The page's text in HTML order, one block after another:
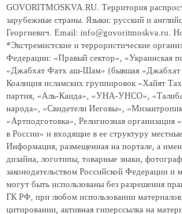
GOVORITMOSKVA.RU. Территория
зарубежные страны. Языки: русский и
Георгиевич. Email: info@govoritmoskva.ru.
*Экстремистские и террористические
Федерации: «Правый сектор», «Украинская
«Джабхат Фатх аш-Шам» (бывшая «Джабхат
Коалиция исламских группировок «Хайят
партия, «Аль-Каида», «УНА-УНСО»,
народа», «Свидетели Иеговы»,
«Артподготовка», Религиозная организация
в России» и входящие в ее структуру
Информация, размещенная на портале, а
дизайна, логотипы, товарные знаки,
законодательством Российской Федерации
могут быть использованы без разрешения
ГК РФ, при любом использовании
цитировании, активная гиперссылка на